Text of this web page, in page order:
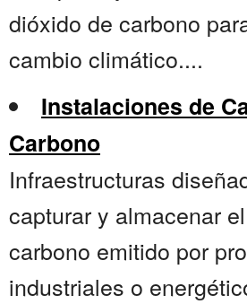
dióxido de carbono
cambio climático....
Instalaciones de
Carbono
Infraestructuras
capturar y almacenar
carbono emitido por
industriales o